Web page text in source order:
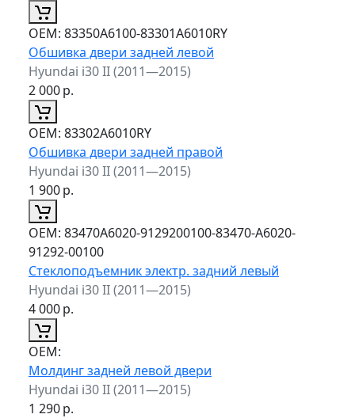
ОЕМ: 83350A6100-83301A6010RY
Обшивка двери задней левой
Hyundai i30 II (2011—2015)
2 000р.
ОЕМ: 83302A6010RY
Обшивка двери задней правой
Hyundai i30 II (2011—2015)
1 900р.
ОЕМ: 83470A6020-9129200100-83470-A6020-
91292-00100
Стеклоподъемник электр. задний левый
Hyundai i30 II (2011—2015)
4 000р.
ОЕМ:
Молдинг задней левой двери
Hyundai i30 II (2011—2015)
1 290р.